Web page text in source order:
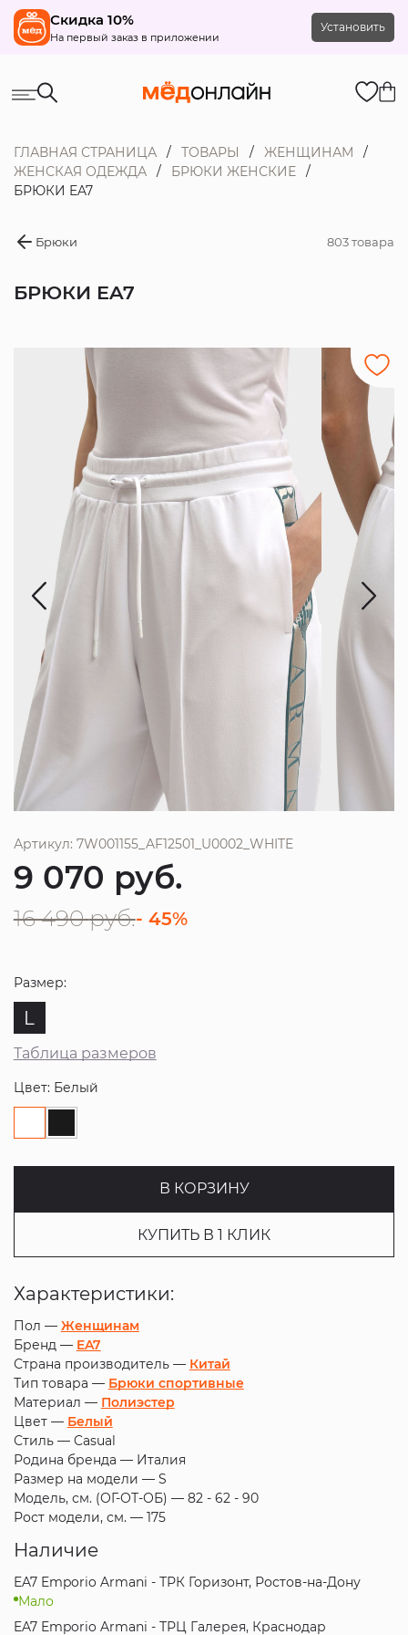
Скидка 10%
На первый заказ в приложении
Установить
ГЛАВНАЯ СТРАНИЦА ТОВАРЫ
ЖЕНЩИНАМ
ЖЕНСКАЯ ОДЕЖДА
БРЮКИ ЖЕНСКИЕ
БРЮКИ EA7
Брюки 803 товара
БРЮКИ EA7
Артикул: 7W001155_AF12501_U0002_WHITE
9 070 руб.
16 490 руб.- 45%
Размер:
L
Таблица размеров
Цвет: Белый
В КОРЗИНУ
КУПИТЬ В 1 КЛИК
Характеристики:
Пол — Женщинам
Бренд — EA7
Страна производитель — Китай
Тип товара — Брюки спортивные
Материал — Полиэстер
Цвет — Белый
Стиль — Casual
Родина бренда — Италия
Размер на модели — S
Модель, см. (ОГ-ОТ-ОБ) — 82 - 62 - 90
Рост модели, см. — 175
Наличие
EA7 Emporio Armani - ТРК Горизонт, Ростов-на-Дону
Мало
EA7 Emporio Armani - ТРЦ Галерея, Краснодар